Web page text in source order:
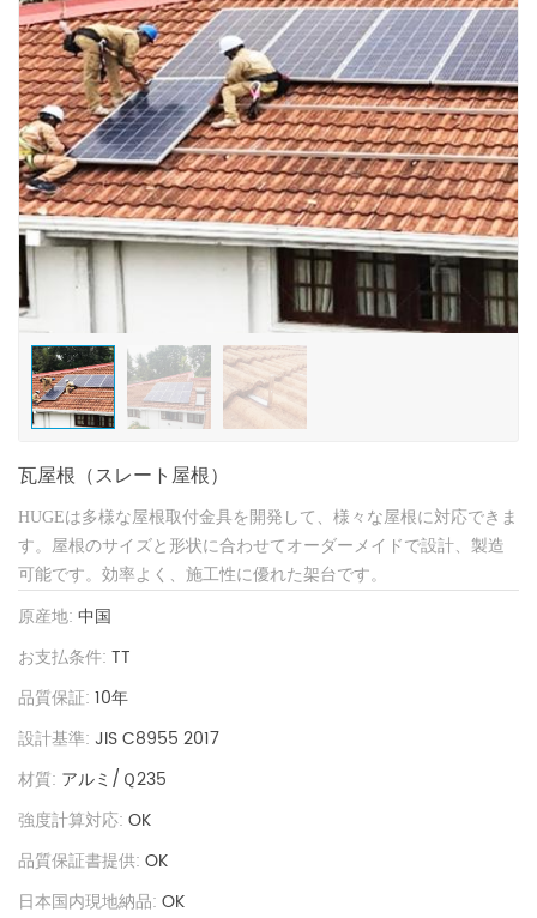
瓦屋根（スレート屋根）
HUGEは多様な屋根取付金具を開発して、様々な屋根に対応できま
す。屋根のサイズと形状に合わせてオーダーメイドで設計、製造
可能です。効率よく、施工性に優れた架台です。
原産地: 中国
お支払条件: TT
品質保証: 10年
設計基準: JIS C8955 2017
材質: アルミ/Ｑ235
強度計算対応: OK
品質保証書提供: OK
日本国内現地納品: OK